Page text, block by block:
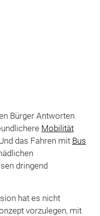
Bürger Antworten
Mobilität
das Fahren mit Bus
dringend
hat es nicht
vorzulegen, mit